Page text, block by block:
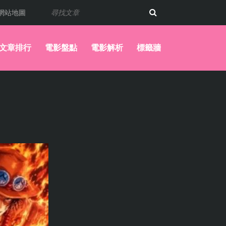
站地圖
章排行 電影盤點 電影解析 標籤牆